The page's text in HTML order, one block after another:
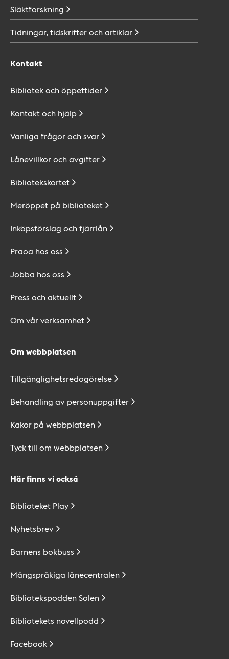
Släktforskning
Tidningar, tidskrifter ochartiklar
Kontakt
Bibliotek ochöppettider
Kontakt och hjälp
Vanliga frågor ochsvar
Lånevillkor ochavgifter
Bibliotekskortet
Meröppet på biblioteket
Inköpsförslag ochfjärrlån
Praoa hos oss
Jobba hos oss
Press ochaktuellt
Om vårverksamhet
Om webbplatsen
Tillgänglighetsredogörelse
Behandling av personuppgifter
Kakor på webbplatsen
Tyck till om webbplatsen
Här finns vi också
Biblioteket Play
Nyhetsbrev
Barnens bokbuss
Mångspråkiga lånecentralen
BibliotekspoddenSolen
Bibliotekets novellpodd
Facebook